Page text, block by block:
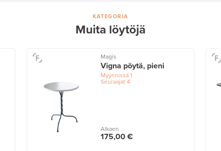
KATEGORIA
Muita löytöjä
Magis
Vigna pöytä, pieni
Myynnissä1
Seuraajat4
Alkaen
175,00 €